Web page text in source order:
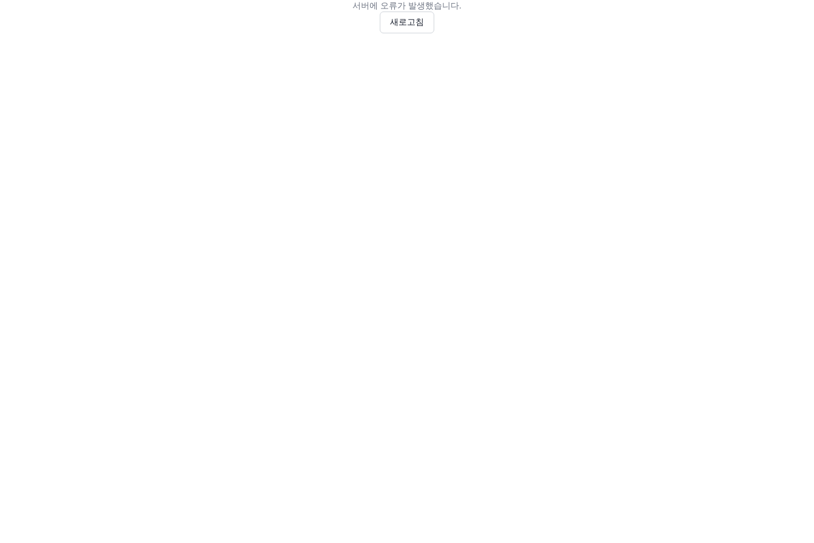
서버에 오류가 발생했습니다.
새로고침